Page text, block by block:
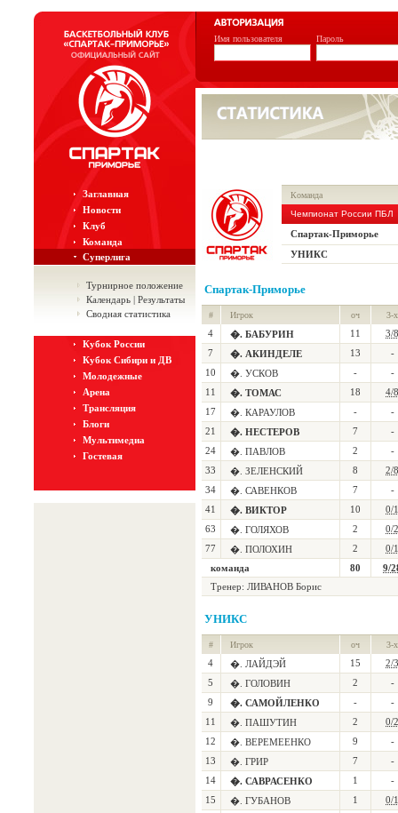
Имя пользователя Пароль
Заглавная
Новости
Клуб
Команда
Суперлига
Турнирное положение
Календарь | Результаты
Сводная статистика
Кубок России
Кубок Сибири и ДВ
Молодежные
Арена
Трансляция
Блоги
Мультимедиа
Гостевая
Команда
Чемпионат России ПБЛ
Спартак-Приморье
УНИКС
Спартак-Приморье
# Игрок оч 3-х
4 �. БАБУРИН 11
3/8
7
�. АКИНДЕЛЕ 13
-
10
�. УСКОВ -
-
11
�. ТОМАС 18
4/8
17
�. КАРАУЛОВ -
-
21
�. НЕСТЕРОВ 7
-
24
�. ПАВЛОВ 2
-
33
�. ЗЕЛЕНСКИЙ 8
2/8
34
�. САВЕНКОВ 7
-
41
�. ВИКТОР 10
0/1
63
�. ГОЛЯХОВ 2
0/2
77
�. ПОЛОХИН 2
0/1
команда
80
9/
Тренер: ЛИВАНОВ Борис
УНИКС
# Игрок оч 3-х
4 �. ЛАЙДЭЙ 15
2/3
5
�. ГОЛОВИН 2
-
9
�. САМОЙЛЕНКО -
-
11
�. ПАШУТИН 2
0/2
12
�. ВЕРЕМЕЕНКО 9
-
13
�. ГРИР 7
-
14
�. САВРАСЕНКО 1
-
15
�. ГУБАНОВ 1
0/1